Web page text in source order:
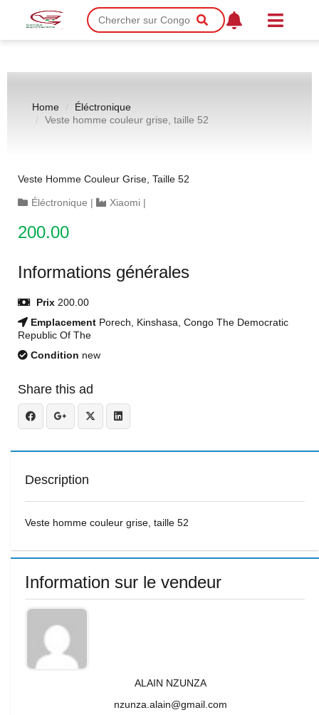
Home
Éléctronique
Veste homme couleur grise, taille 52
Veste Homme Couleur Grise, Taille 52
Éléctronique | Xiaomi |
200.00
Informations générales
Prix 200.00
Emplacement Porech, Kinshasa, Congo The Democratic
Republic Of The
Condition new
Share this ad
Description
Veste homme couleur grise, taille 52
Information sur le vendeur
ALAIN NZUNZA
nzunza.alain@gmail.com